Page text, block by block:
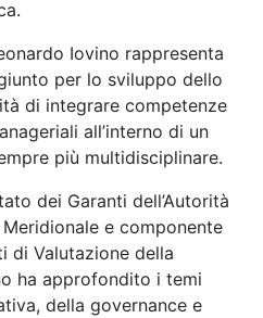
Iovino rappresenta
per lo sviluppo dello
di integrare competenze
all’interno di un
più multidisciplinare.
dei Garanti dell’Autorità
e componente
di Valutazione della
ha approfondito i temi
della governance e